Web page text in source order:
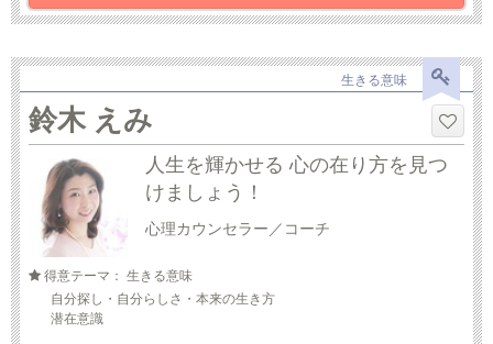
生きる意味
鈴木 えみ
人生を輝かせる 心の在り方を見つ
けましょう！
心理カウンセラー／コーチ
得意テーマ： 生きる意味
自分探し・自分らしさ・本来の生き方
潜在意識